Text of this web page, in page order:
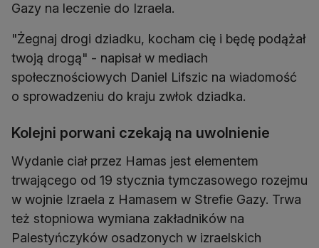
Gazy na leczenie do Izraela.
"Żegnaj drogi dziadku, kocham cię i będę podążał
twoją drogą" - napisał w mediach
społecznościowych Daniel Lifszic na wiadomość
o sprowadzeniu do kraju zwłok dziadka.
Kolejni porwani czekają na uwolnienie
Wydanie ciał przez Hamas jest elementem
trwającego od 19 stycznia tymczasowego rozejmu
w wojnie Izraela z Hamasem w Strefie Gazy. Trwa
też stopniowa wymiana zakładników na
Palestyńczyków osadzonych w izraelskich